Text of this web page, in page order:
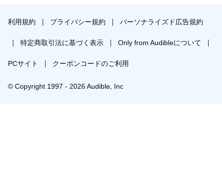
利用規約 プライバシー規約 パーソナライズド広告規約
特定商取引法に基づく表示 Only from Audibleについて
PCサイト クーポンコードのご利用
© Copyright 1997 - 2026 Audible, Inc